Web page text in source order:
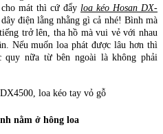
mát thì cứ đẩy loa kéo Hosan DX-
điện lằng nhằng gì cả nhé! Bình mà
trở lên, tha hồ mà vui vẻ với nhau
Nếu muốn loa phát được lâu hơn thì
quy nữa từ bên ngoài là không phải
nằm ở hông loa